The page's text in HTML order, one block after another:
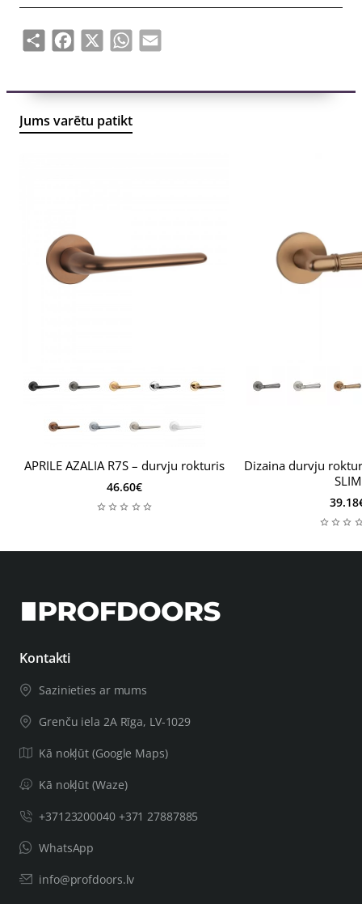
atslēga).
ShareFacebook
X WhatsApp
Email
Jums varētu patikt
APRILE AZALIA R7S – durvju rokturis
46.60€
Dizaina durvju
SLIM
Kontakti
Sazinieties ar mums
Grenču iela 2A Rīga, LV-1029
Kā nokļūt (Google Maps)
Kā nokļūt (Waze)
+37123200040 +371 27887885
WhatsApp
info@profdoors.lv